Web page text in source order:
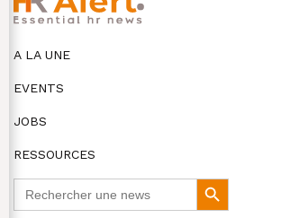
A LA UNE
EVENTS
JOBS
RESSOURCES
Search
Button